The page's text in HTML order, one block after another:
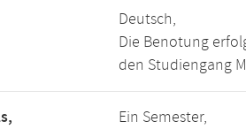
Deutsch,
Die Benotung
den Studiengang
Ein Semester,